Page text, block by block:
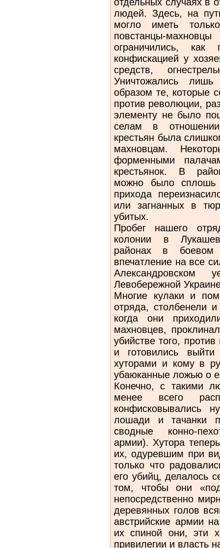
людей. Здесь, на
могло иметь
повстанцы-
ограничились, как
конфискацией у
средств,
Уничтожались
образом те, которые
против революции,
элементу не было
селам в отношении
крестьян была
махновцам.
форменными
крестьянок. В
можно было сплошь
прихода
или загнанных в
убитых.
Пробег нашего
колонии в
районах в боевом
впечатление на все
Левобережной
Многие кулаки и
отряда, столбенели
когда они
махновцев,
убийстве того,
и готовились
хуторами и кому в
убаюканные ложью о
Конечно, с такими
менее всего
конфисковывались
лошади и тачанки
сводные конно-
армии). Хутора
их, одуревшим при
только что
его убийц, делалось
том, чтобы они
непосредственно
деревянных голов
австрийские армии
их спиной они, эти
привилегии и власть